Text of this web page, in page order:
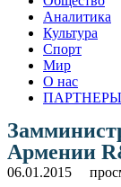
Аналитика
Культура
Спорт
Мир
О нас
ПАРТНЕРЫ
Армении
06.01.2015